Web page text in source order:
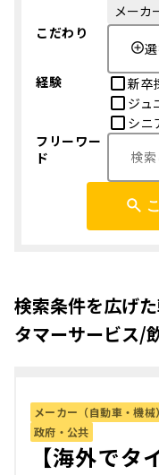
メーカ
こだわり
経験
新卒
ジュ
シニ
フリーワー
ド
検索条件を広げ
タマーサービス/
メーカー（自動車・機械）
政府・公共
【海外で